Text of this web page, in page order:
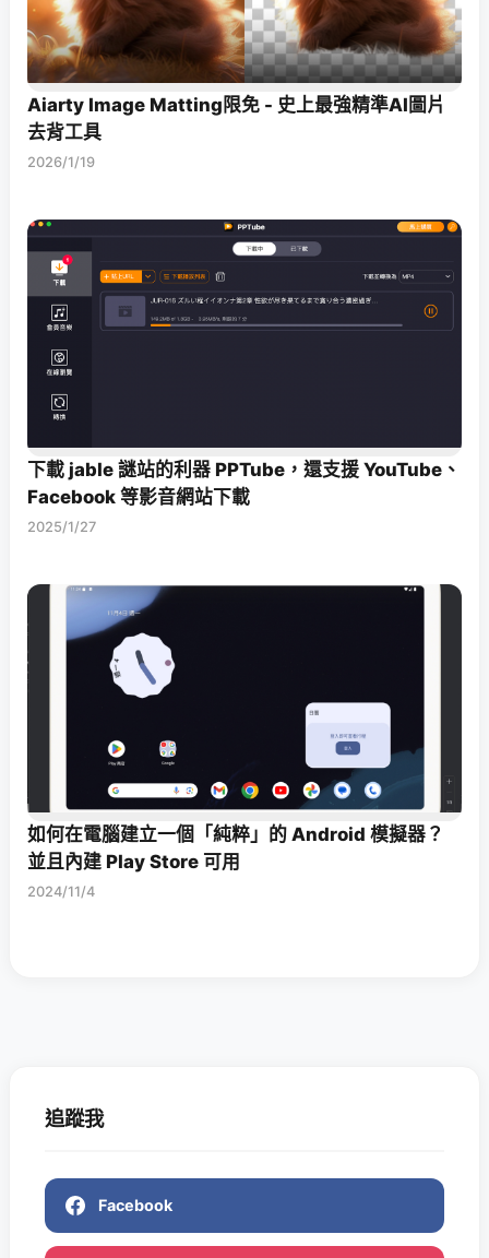
Aiarty Image Matting限免 - 史上最強精準AI圖片
去背工具
2026/1/19
下載 jable 謎站的利器 PPTube，還支援 YouTube、
Facebook 等影音網站下載
2025/1/27
如何在電腦建立一個「純粹」的 Android 模擬器？
並且內建 Play Store 可用
2024/11/4
追蹤我
Facebook